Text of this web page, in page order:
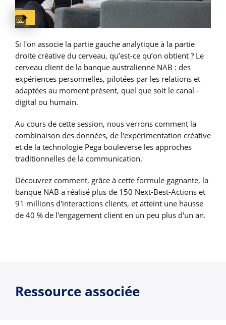
Captions available
Si l'on associe la partie gauche analytique à la partie
droite créative du cerveau, qu’est-ce qu’on obtient ? Le
cerveau client de la banque australienne NAB : des
expériences personnelles, pilotées par les relations et
adaptées au moment présent, quel que soit le canal -
digital ou humain.
Au cours de cette session, nous verrons comment la
combinaison des données, de l'expérimentation créative
et de la technologie Pega bouleverse les approches
traditionnelles de la communication.
Découvrez comment, grâce à cette formule gagnante, la
banque NAB a réalisé plus de 150 Next-Best-Actions et
91 millions d'interactions clients, et atteint une hausse
de 40 % de l'engagement client en un peu plus d'un an.
Ressource associée